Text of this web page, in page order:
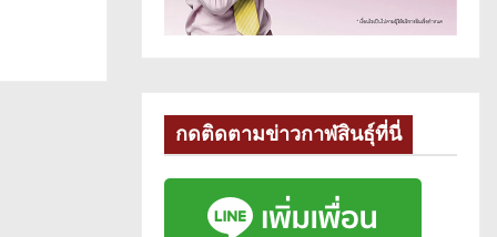
กดติดตามข่าวกาฬสินธุ์ที่นี่